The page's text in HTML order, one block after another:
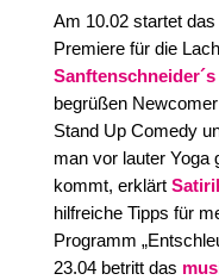
Am 10.02 startet
Premiere für die
begrüßen
Stand Up Comedy
man vor lauter Yoga
kommt, erklärt
hilfreiche Tipps für
Programm
23.04 betritt das